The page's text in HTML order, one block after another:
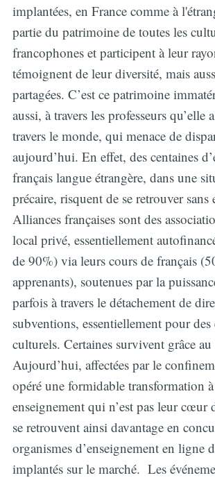
implantées, en France comme à
partie du patrimoine de toutes les
francophones et participent à leur
témoignent de leur diversité, mais
partagées. C’est ce patrimoine
aussi, à travers les professeurs qu’elle
travers le monde, qui menace de
aujourd’hui. En effet, des centaines
français langue étrangère, dans une
précaire, risquent de se retrouver
Alliances françaises sont des
local privé, essentiellement
de 90%) via leurs cours de français
apprenants), soutenues par la
parfois à travers le détachement de
subventions, essentiellement pour des
culturels. Certaines survivent grâce
Aujourd’hui, affectées par le
opéré une formidable transformation
enseignement qui n’est pas leur cœur
se retrouvent ainsi davantage en
organismes d’enseignement en ligne
implantés sur le marché. Les